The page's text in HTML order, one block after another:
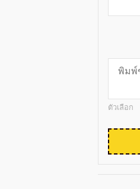
ตัวเลือก